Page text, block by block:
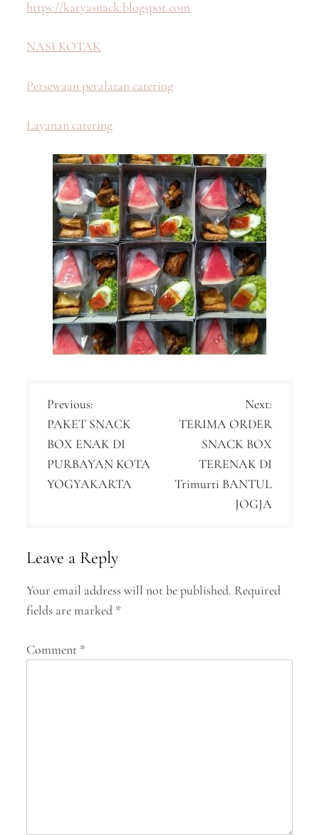
https://karyasnack.blogspot.com
NASI KOTAK
Persewaan peralatan catering
Layanan catering
P
o
s
t
v
g
t
Previous:
PAKET SNACK
BOX ENAK DI
PURBAYAN KOTA
YOGYAKARTA
Next:
TERIMA ORDER
SNACK BOX
TERENAK DI
Trimurti BANTUL
JOGJA
Leave a Reply
Your email address will not be published. Required
fields are marked *
Comment *